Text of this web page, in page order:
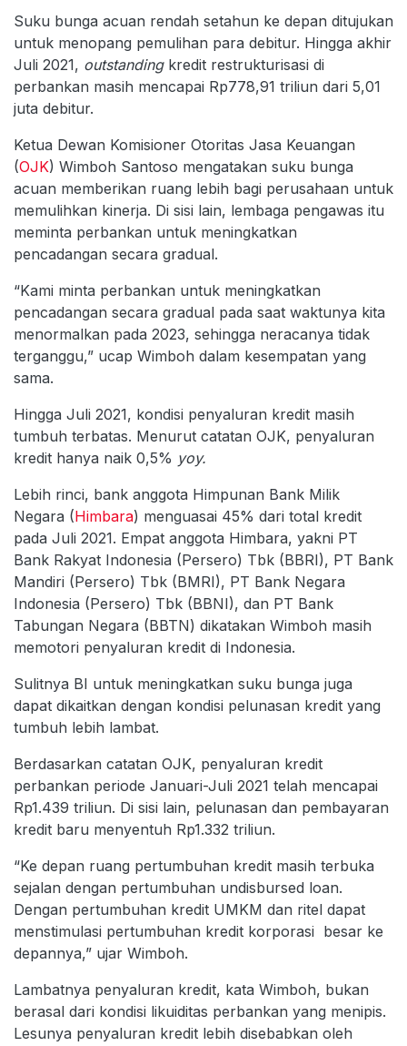
Suku bunga acuan rendah setahun ke depan ditujukan
untuk menopang pemulihan para debitur. Hingga akhir
Juli 2021, outstanding kredit restrukturisasi di
perbankan masih mencapai Rp778,91 triliun dari 5,01
juta debitur.
Ketua Dewan Komisioner Otoritas Jasa Keuangan
(OJK) Wimboh Santoso mengatakan suku bunga
acuan memberikan ruang lebih bagi perusahaan untuk
memulihkan kinerja. Di sisi lain, lembaga pengawas itu
meminta perbankan untuk meningkatkan
pencadangan secara gradual.
“Kami minta perbankan untuk meningkatkan
pencadangan secara gradual pada saat waktunya kita
menormalkan pada 2023, sehingga neracanya tidak
terganggu,” ucap Wimboh dalam kesempatan yang
sama.
Hingga Juli 2021, kondisi penyaluran kredit masih
tumbuh terbatas. Menurut catatan OJK, penyaluran
kredit hanya naik 0,5% yoy.
Lebih rinci, bank anggota Himpunan Bank Milik
Negara (Himbara) menguasai 45% dari total kredit
pada Juli 2021. Empat anggota Himbara, yakni PT
Bank Rakyat Indonesia (Persero) Tbk (BBRI), PT Bank
Mandiri (Persero) Tbk (BMRI), PT Bank Negara
Indonesia (Persero) Tbk (BBNI), dan PT Bank
Tabungan Negara (BBTN) dikatakan Wimboh masih
memotori penyaluran kredit di Indonesia.
Sulitnya BI untuk meningkatkan suku bunga juga
dapat dikaitkan dengan kondisi pelunasan kredit yang
tumbuh lebih lambat.
Berdasarkan catatan OJK, penyaluran kredit
perbankan periode Januari-Juli 2021 telah mencapai
Rp1.439 triliun. Di sisi lain, pelunasan dan pembayaran
kredit baru menyentuh Rp1.332 triliun.
“Ke depan ruang pertumbuhan kredit masih terbuka
sejalan dengan pertumbuhan undisbursed loan.
Dengan pertumbuhan kredit UMKM dan ritel dapat
menstimulasi pertumbuhan kredit korporasi besar ke
depannya,” ujar Wimboh.
Lambatnya penyaluran kredit, kata Wimboh, bukan
berasal dari kondisi likuiditas perbankan yang menipis.
Lesunya penyaluran kredit lebih disebabkan oleh